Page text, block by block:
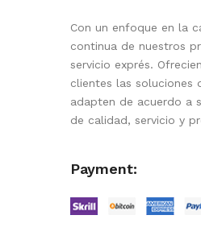
Con un enfoque en la
continua de nuestros
servicio exprés.
clientes las soluciones
adapten de acuerdo a
de calidad, servicio y
Payment: